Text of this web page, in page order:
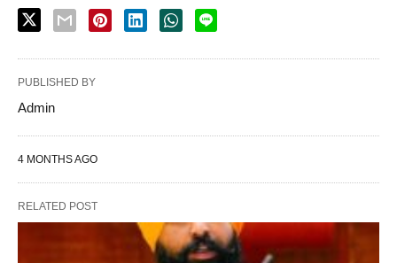
PUBLISHED BY
Admin
4 MONTHS AGO
RELATED POST